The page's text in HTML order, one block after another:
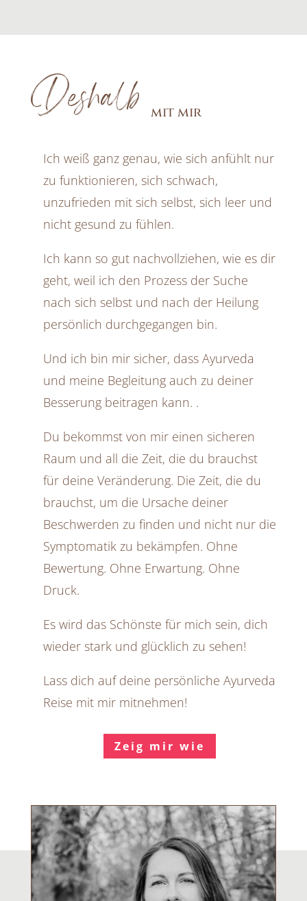
Deshalb mit mir
Ich weiß ganz genau, wie sich anfühlt nur
zu funktionieren, sich schwach,
unzufrieden mit sich selbst, sich leer und
nicht gesund zu fühlen.
Ich kann so gut nachvollziehen, wie es dir
geht, weil ich den Prozess der Suche
nach sich selbst und nach der Heilung
persönlich durchgegangen bin.
Und ich bin mir sicher, dass Ayurveda
und meine Begleitung auch zu deiner
Besserung beitragen kann. .
Du bekommst von mir einen sicheren
Raum und all die Zeit, die du brauchst
für deine Veränderung. Die Zeit, die du
brauchst, um die Ursache deiner
Beschwerden zu finden und nicht nur die
Symptomatik zu bekämpfen. Ohne
Bewertung. Ohne Erwartung. Ohne
Druck.
Es wird das Schönste für mich sein, dich
wieder stark und glücklich zu sehen!
Lass dich auf deine persönliche Ayurveda
Reise mit mir mitnehmen!
Zeig mir wie